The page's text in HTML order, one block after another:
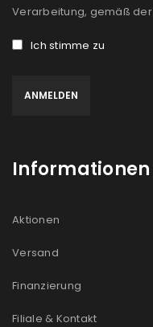
Verarbeitung, gemäß der
Ich stimme zu
Informationen
Aktionen
Versand
Finanzierung
Filiale & Kontakt